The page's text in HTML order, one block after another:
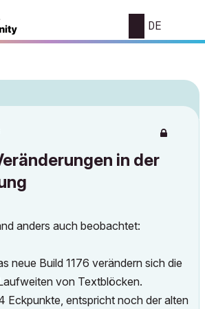
DE
in der
anders auch beobachtet:
neue Build 1176 verändern sich die
von Textblöcken.
Eckpunkte, entspricht noch der alten